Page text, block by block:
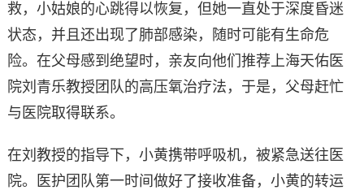
救，小姑娘的心跳得以恢复，但她一直处于深度昏迷
状态，并且还出现了肺部感染，随时可能有生命危
险。在父母感到绝望时，亲友向他们推荐上海天佑医
院刘青乐教授团队的高压氧治疗法，于是，父母赶忙
与医院取得联系。
在刘教授的指导下，小黄携带呼吸机，被紧急送往医
院。医护团队第一时间做好了接收准备，小黄的转运